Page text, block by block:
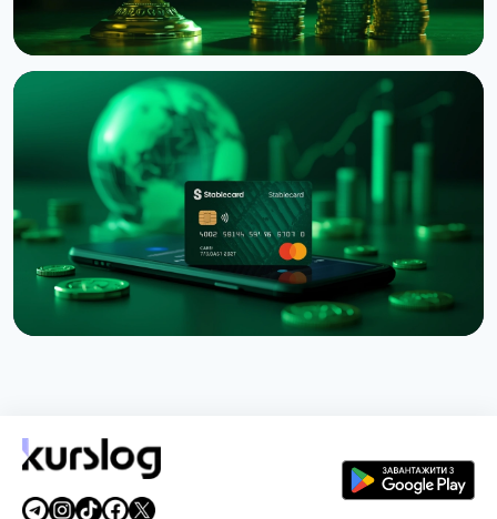
Binance подала до суду на RedotPay через
переманювання 470 000 користувачів
6 серпня 2026 р.4 хв читання
6 серпня 2026 р.5 хв читання